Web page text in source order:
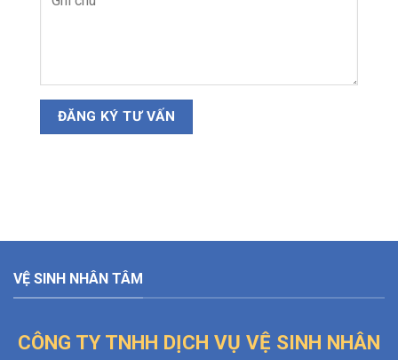
VỆ SINH NHÂN TÂM
CÔNG TY TNHH DỊCH VỤ VỆ SINH NHÂN